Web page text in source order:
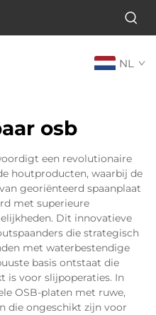
NL
osb
een revolutionaire
houtproducten, waarbij de
georiënteerd spaanplaat
met superieure
Dit innovatieve
die strategisch
met waterbestendige
basis ontstaat die
is voor slijpoperaties. In
OSB-platen met ruwe,
die ongeschikt zijn voor